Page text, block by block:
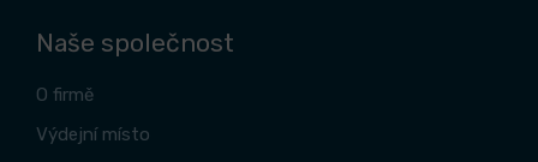
Naše společnost
O firmě
Výdejní místo